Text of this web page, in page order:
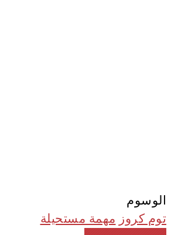
الوسوم
توم كروز مهمة مستحيلة